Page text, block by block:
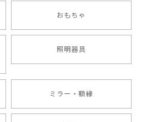
おもちゃ
照明器具
ミラー・額縁